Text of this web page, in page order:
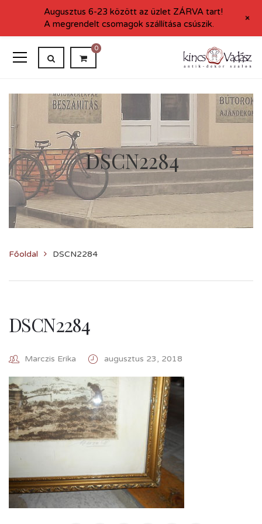
0
DSCN2284
Főoldal DSCN2284
DSCN2284
Marczis Erika augusztus 23, 2018
Augusztus 6-23 között az üzlet ZÁRVA tart!
A megrendelt csomagok szállítása csúszik.
+